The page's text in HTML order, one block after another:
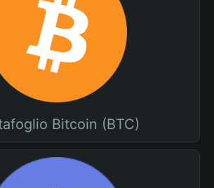
Bitcoin (BTC)